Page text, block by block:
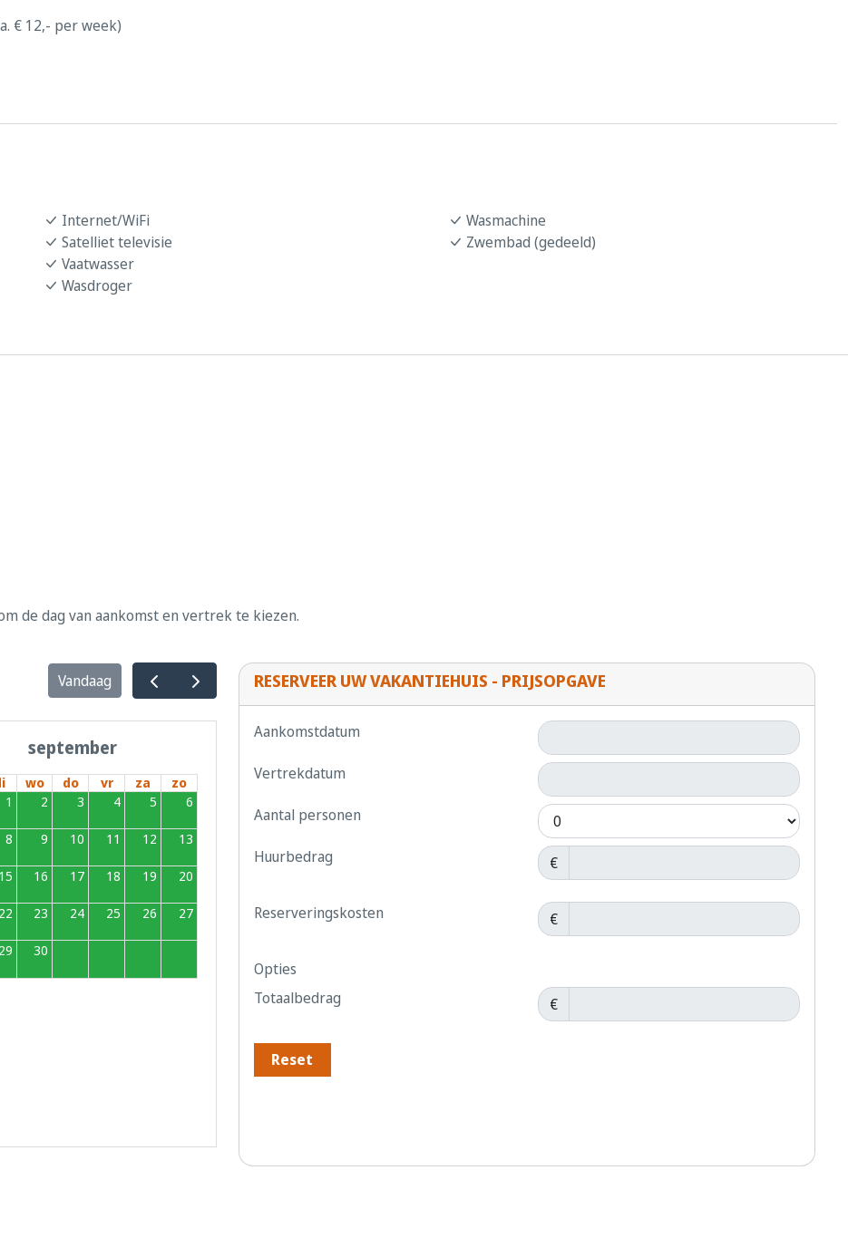
€ 12,- per week)
Internet/WiFi
Satelliet televisie
Vaatwasser
Wasdroger
Wasmachine
Zwembad (gedeeld)
de dag van aankomst en vertrek te kiezen.
Vandaag
september
wo do vr za
zo
1 2 3 4 5 6
8 9 10 11 12 13
15 16 17 18 19 20
22 23 24 25 26 27
29 30
RESERVEER UW VAKANTIEHUIS - PRIJSOPGAVE
Aankomstdatum
Vertrekdatum
Aantal personen
Huurbedrag €
Reserveringskosten €
Opties
Totaalbedrag
€
Reset